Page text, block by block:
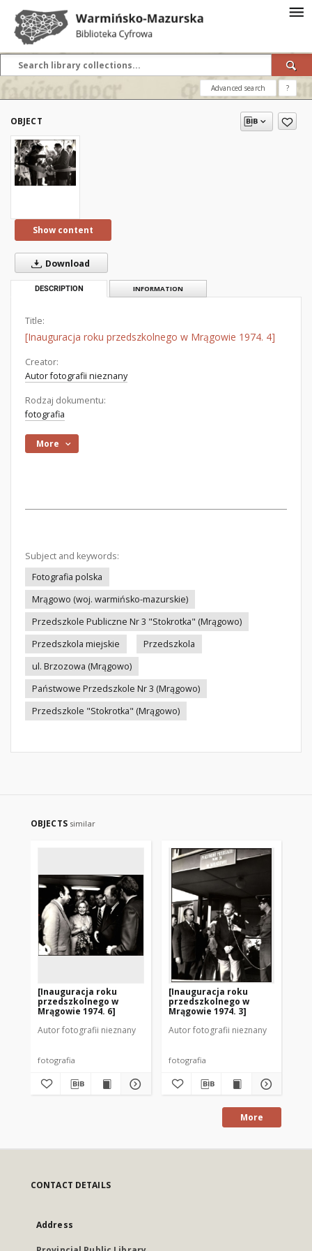
Advanced search ?
OBJECT
Show content
Download
DESCRIPTION INFORMATION
Title:
[Inauguracja roku przedszkolnego w Mrągowie 1974. 4]
Creator:
Autor fotografii nieznany
Rodzaj dokumentu:
fotografia
More
Subject and keywords:
Fotografia polska
Mrągowo (woj. warmińsko-mazurskie)
Przedszkole Publiczne Nr 3 "Stokrotka" (Mrągowo)
Przedszkola miejskie
Przedszkola
ul. Brzozowa (Mrągowo)
Państwowe Przedszkole Nr 3 (Mrągowo)
Przedszkole "Stokrotka" (Mrągowo)
OBJECTS similar
[Inauguracja roku
przedszkolnego w
Mrągowie 1974. 6]
Autor fotografii nieznany
fotografia
[Inauguracja roku
przedszkolnego w
Mrągowie 1974. 3]
Autor fotografii nieznany
fotografia
More
CONTACT DETAILS
Address